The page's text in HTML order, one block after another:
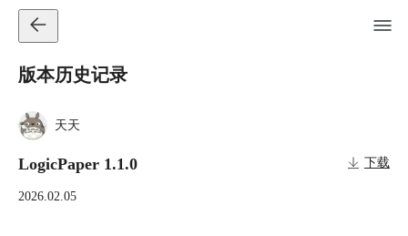
版本历史记录
天天
LogicPaper 1.1.0 下载
2026.02.05